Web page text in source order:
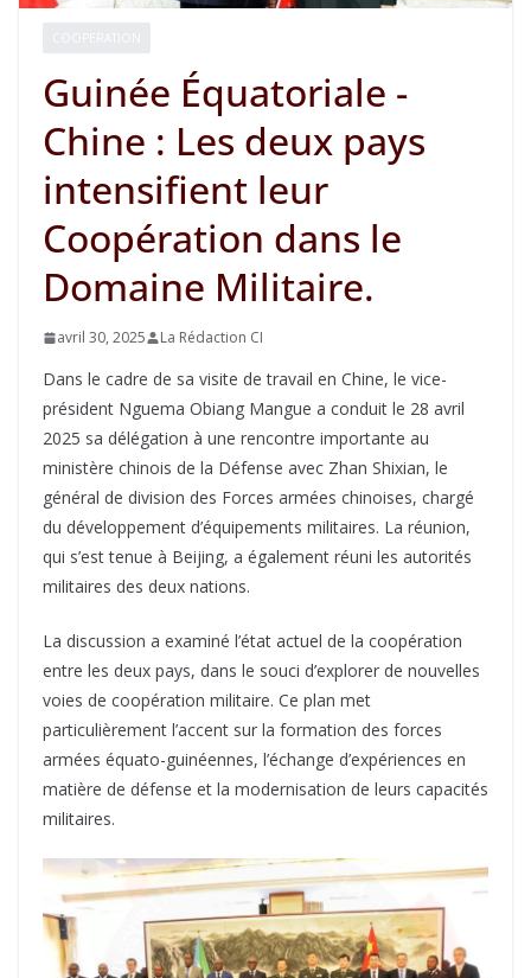
Guinée Équatoriale -
Chine : Les deux pays
intensifient leur
Coopération dans le
Domaine Militaire.
avril 30, 2025 La Rédaction CI
Dans le cadre de sa visite de travail en Chine, le vice-
président Nguema Obiang Mangue a conduit le 28 avril
2025 sa délégation à une rencontre importante au
ministère chinois de la Défense avec Zhan Shixian, le
général de division des Forces armées chinoises, chargé
du développement d’équipements militaires. La réunion,
qui s’est tenue à Beijing, a également réuni les autorités
militaires des deux nations.
La discussion a examiné l’état actuel de la coopération
entre les deux pays, dans le souci d’explorer de nouvelles
voies de coopération militaire. Ce plan met
particulièrement l’accent sur la formation des forces
armées équato-guinéennes, l’échange d’expériences en
matière de défense et la modernisation de leurs capacités
militaires.